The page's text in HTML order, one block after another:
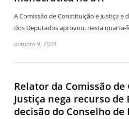
A Comissão de Constituição e Justiça e
dos Deputados aprovou, nesta quarta-
outubro 9, 2024
Relator da Comissão
Justiça nega recurso de
decisão do Conselho